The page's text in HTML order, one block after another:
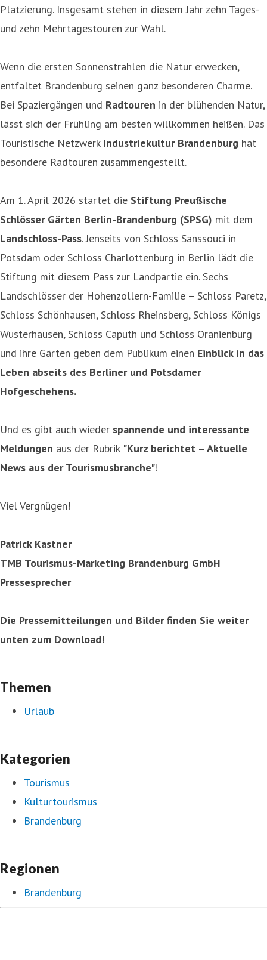
Platzierung. Insgesamt stehen in diesem Jahr zehn Tages-
und zehn Mehrtagestouren zur Wahl.
Wenn die ersten Sonnenstrahlen die Natur erwecken,
entfaltet Brandenburg seinen ganz besonderen Charme.
Bei Spaziergängen und Radtouren in der blühenden Natur,
lässt sich der Frühling am besten willkommen heißen. Das
Touristische Netzwerk Industriekultur Brandenburg hat
besondere Radtouren zusammengestellt.
Am 1. April 2026 startet die Stiftung Preußische
Schlösser Gärten Berlin-Brandenburg (SPSG) mit dem
Landschloss-Pass. Jenseits von Schloss Sanssouci in
Potsdam oder Schloss Charlottenburg in Berlin lädt die
Stiftung mit diesem Pass zur Landpartie ein. Sechs
Landschlösser der Hohenzollern-Familie – Schloss Paretz,
Schloss Schönhausen, Schloss Rheinsberg, Schloss Königs
Wusterhausen, Schloss Caputh und Schloss Oranienburg
und ihre Gärten geben dem Publikum einen Einblick in das
Leben abseits des Berliner und Potsdamer
Hofgeschehens.
Und es gibt auch wieder spannende und interessante
Meldungen aus der Rubrik "Kurz berichtet – Aktuelle
News aus der Tourismusbranche"!
Viel Vergnügen!
Patrick Kastner
TMB Tourismus-Marketing Brandenburg GmbH
Pressesprecher
Die Pressemitteilungen und Bilder finden Sie weiter
unten zum Download!
Themen
Urlaub
Kategorien
Tourismus
Kulturtourismus
Brandenburg
Regionen
Brandenburg